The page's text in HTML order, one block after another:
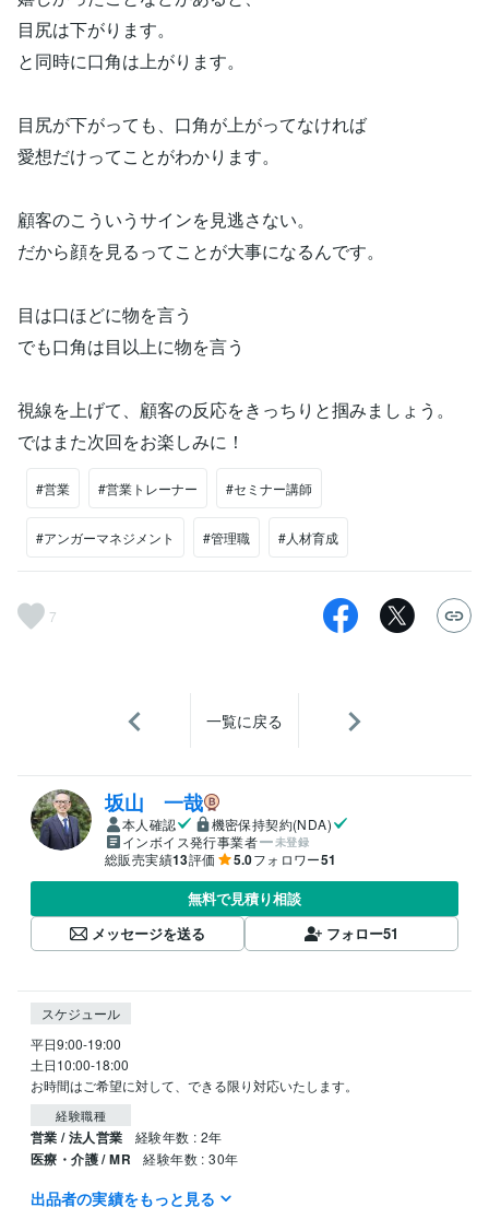
目尻は下がります。
と同時に口角は上がります。
目尻が下がっても、口角が上がってなければ
愛想だけってことがわかります。
顧客のこういうサインを見逃さない。
だから顔を見るってことが大事になるんです。
目は口ほどに物を言う
でも口角は目以上に物を言う
視線を上げて、顧客の反応をきっちりと掴みましょう。
ではまた次回をお楽しみに！
#営業 #営業トレーナー #セミナー講師
#アンガーマネジメント #管理職 #人材育成
7
一覧に戻る
坂山 一哉
本人確認
機密保持契約(NDA)
インボイス発行事業者
未登録
総販売実績13評価 5.0フォロワー51
無料で見積り相談
メッセージを送る
フォロー51
スケジュール
平日9:00-19:00
土日10:00-18:00
お時間はご希望に対して、できる限り対応いたします。
経験職種
営業 / 法人営業 経験年数 : 2年
医療・介護 / MR 経験年数 : 30年
職歴
出品者の実績をもっと見る